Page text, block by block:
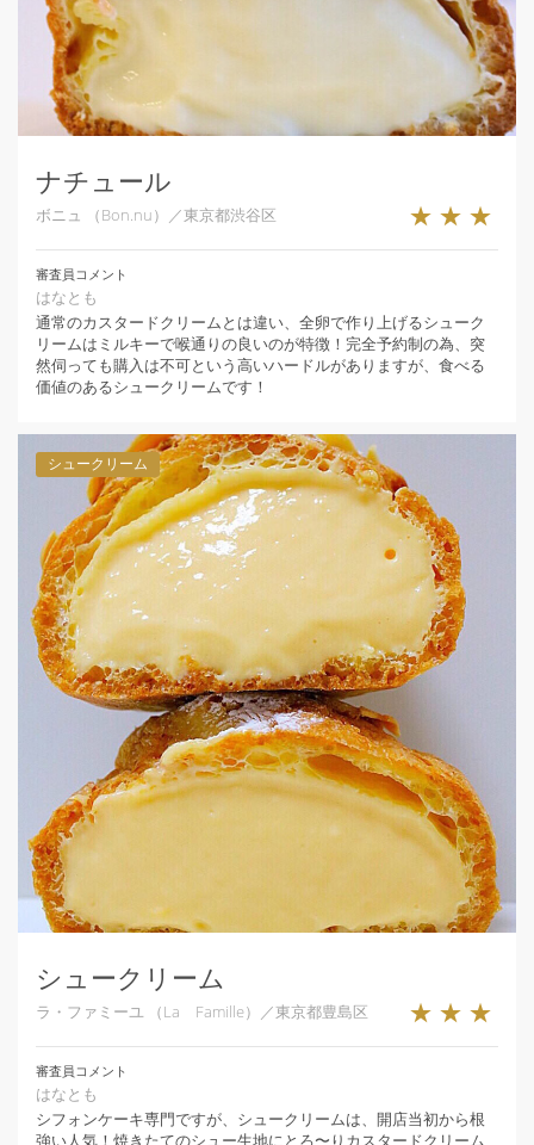
ナチュール
ボニュ （Bon.nu）／東京都渋谷区 ★★★
審査員コメント
はなとも
通常のカスタードクリームとは違い、全卵で作り上げるシューク
リームはミルキーで喉通りの良いのが特徴！完全予約制の為、突
然伺っても購入は不可という高いハードルがありますが、食べる
価値のあるシュークリームです！
シュークリーム
シュークリーム
ラ・ファミーユ （La Famille）／東京都豊島区 ★★★
審査員コメント
はなとも
シフォンケーキ専門ですが、シュークリームは、開店当初から根
強い人気！焼きたてのシュー生地にとろ〜りカスタードクリーム